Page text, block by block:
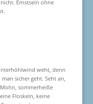
Ernstsein ohne
weht, denn
sicher geht. Seht an,
sommerheiße
Floskeln, keine